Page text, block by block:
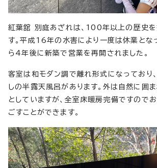
紅葉舘 別庭あざれは、100年以上の歴史
す。平成16年の水害により一度は休業とな
ら4年後に新築で営業を再開されました。
客室は和モダン調で離れ形式になっており
しの半露天風呂があります。外は自然に囲
としていますが、全室床暖房完備ですので
ごすことができます。